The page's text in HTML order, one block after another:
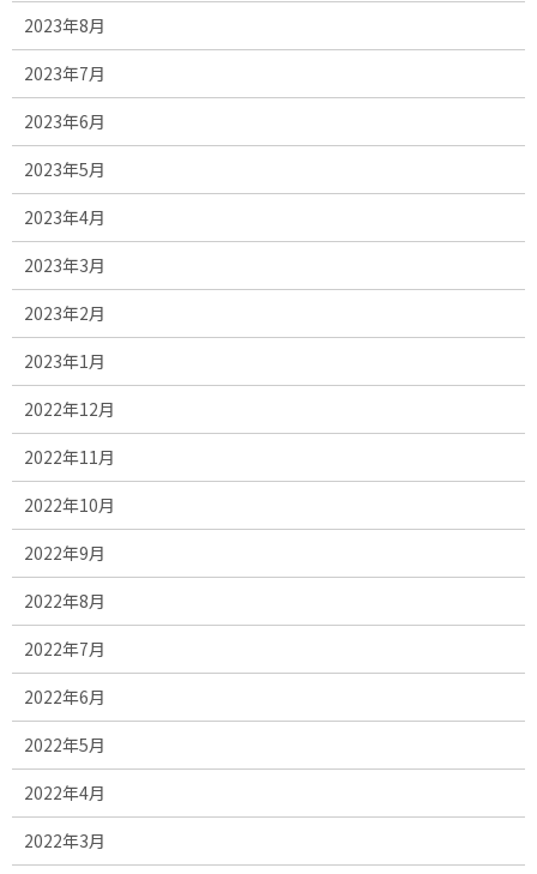
2023年8月
2023年7月
2023年6月
2023年5月
2023年4月
2023年3月
2023年2月
2023年1月
2022年12月
2022年11月
2022年10月
2022年9月
2022年8月
2022年7月
2022年6月
2022年5月
2022年4月
2022年3月